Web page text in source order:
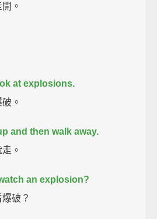
。
at explosions.
。
and then walk away.
。
an explosion?
破？